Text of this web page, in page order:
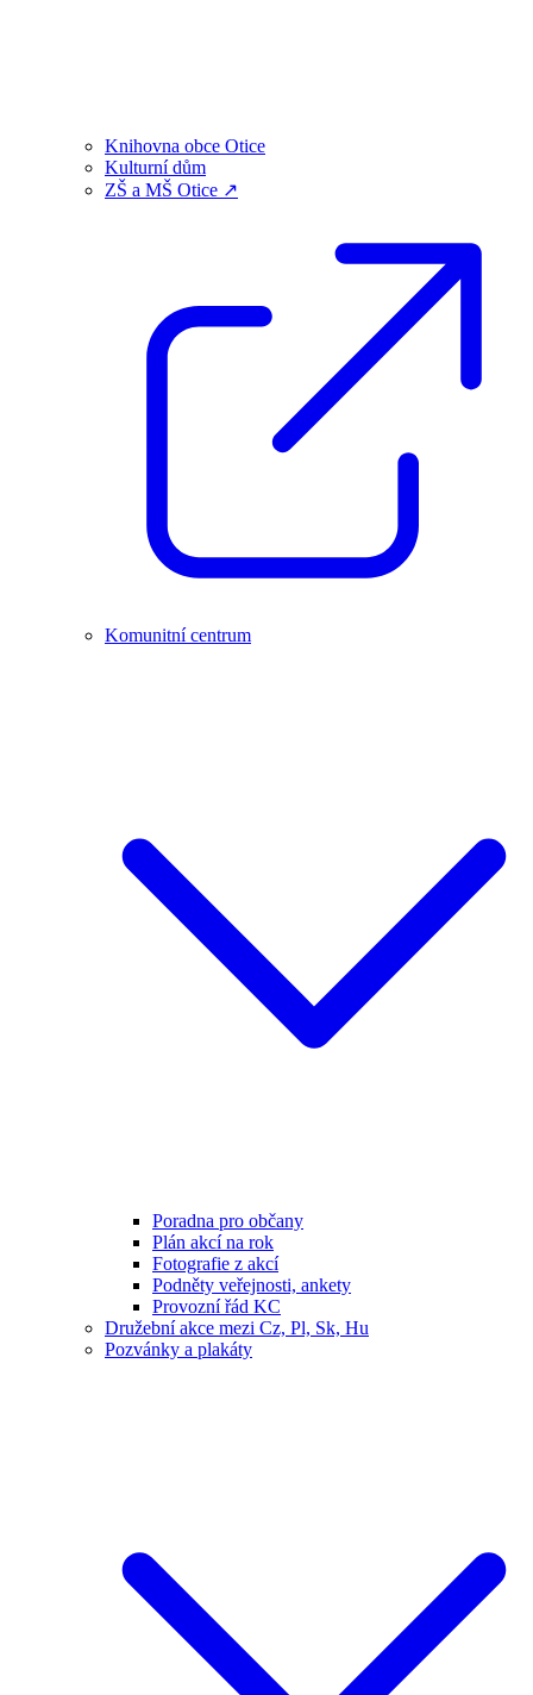
Knihovna obce Otice
Kulturní dům
ZŠ a MŠ Otice ↗
Komunitní centrum
Poradna pro občany
Plán akcí na rok
Fotografie z akcí
Podněty veřejnosti, ankety
Provozní řád KC
Družební akce mezi Cz, Pl, Sk, Hu
Pozvánky a plakáty